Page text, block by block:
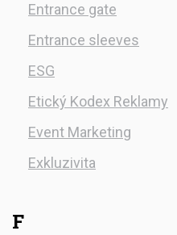
Entrance gate
Entrance sleeves
ESG
Etický Kodex Reklamy
Event Marketing
Exkluzivita
F